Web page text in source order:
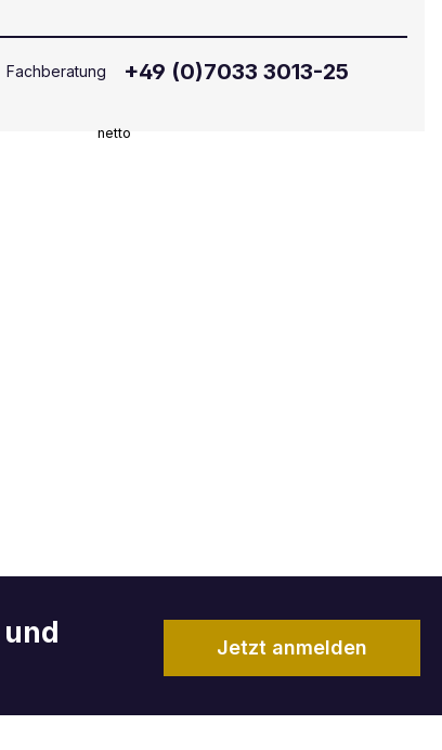
netto
Fachberatung +49 (0)7033 3013-25
Jetzt anmelden